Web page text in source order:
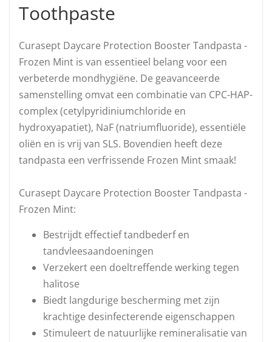
Toothpaste
Curasept Daycare Protection Booster Tandpasta -
Frozen Mint is van essentieel belang voor een
verbeterde mondhygiëne. De geavanceerde
samenstelling omvat een combinatie van CPC-HAP-
complex (cetylpyridiniumchloride en
hydroxyapatiet), NaF (natriumfluoride), essentiële
oliën en is vrij van SLS. Bovendien heeft deze
tandpasta een verfrissende Frozen Mint smaak!
Curasept Daycare Protection Booster Tandpasta -
Frozen Mint:
Bestrijdt effectief tandbederf en
tandvleesaandoeningen
Verzekert een doeltreffende werking tegen
halitose
Biedt langdurige bescherming met zijn
krachtige desinfecterende eigenschappen
Stimuleert de natuurlijke remineralisatie van